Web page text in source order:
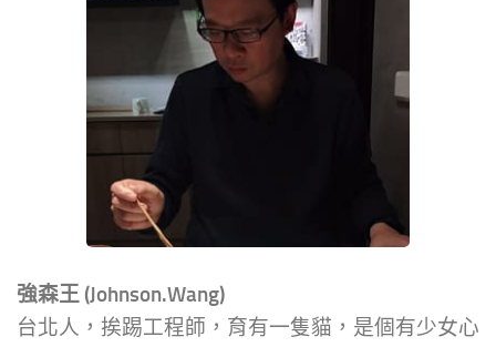
強森王 (Johnson.Wang)
台北人，挨踢工程師，育有一隻貓，是個有少女心